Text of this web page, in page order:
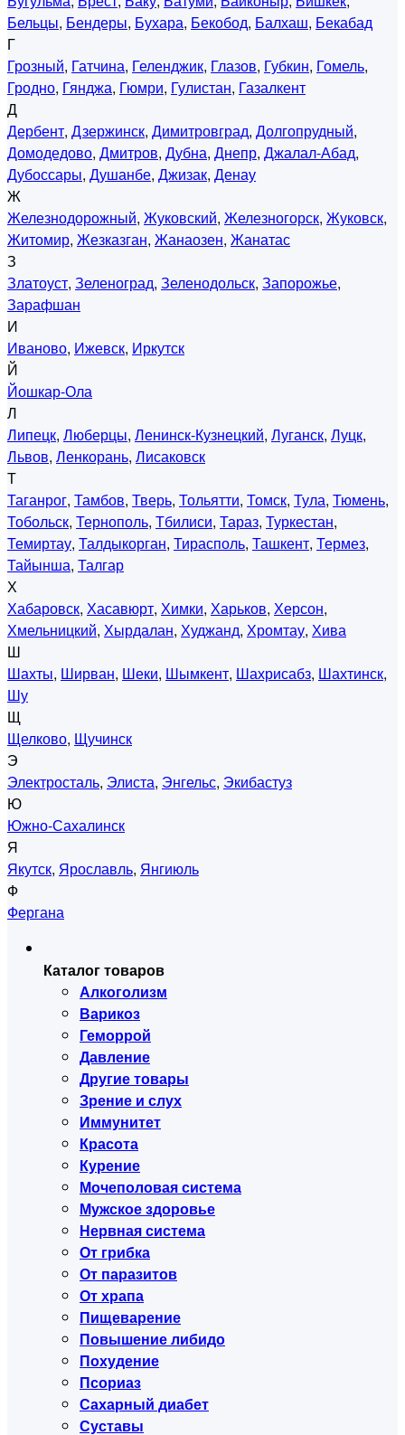
Бельцы, Бендеры, Бухара, Бекобод, Балхаш, Бекабад
Г
Грозный, Гатчина, Геленджик, Глазов, Губкин, Гомель,
Гродно, Гянджа, Гюмри, Гулистан, Газалкент
Д
Дербент, Дзержинск, Димитровград, Долгопрудный,
Домодедово, Дмитров, Дубна, Днепр, Джалал-Абад,
Дубоссары, Душанбе, Джизак, Денау
Ж
Железнодорожный, Жуковский, Железногорск, Жуковск,
Житомир, Жезказган, Жанаозен, Жанатас
З
Златоуст, Зеленоград, Зеленодольск, Запорожье,
Зарафшан
И
Иваново, Ижевск, Иркутск
Й
Йошкар-Ола
Л
Липецк, Люберцы, Ленинск-Кузнецкий, Луганск, Луцк,
Львов, Ленкорань, Лисаковск
Т
Таганрог, Тамбов, Тверь, Тольятти, Томск, Тула, Тюмень,
Тобольск, Тернополь, Тбилиси, Тараз, Туркестан,
Темиртау, Талдыкорган, Тирасполь, Ташкент, Термез,
Тайынша, Талгар
Х
Хабаровск, Хасавюрт, Химки, Харьков, Херсон,
Хмельницкий, Хырдалан, Худжанд, Хромтау, Хива
Ш
Шахты, Ширван, Шеки, Шымкент, Шахрисабз, Шахтинск,
Шу
Щ
Щелково, Щучинск
Э
Электросталь, Элиста, Энгельс, Экибастуз
Ю
Южно-Сахалинск
Я
Якутск, Ярославль, Янгиюль
Ф
Фергана
Каталог товаров
Алкоголизм
Варикоз
Геморрой
Давление
Другие товары
Зрение и слух
Иммунитет
Красота
Курение
Мочеполовая система
Мужское здоровье
Нервная система
От грибка
От паразитов
От храпа
Пищеварение
Повышение либидо
Похудение
Псориаз
Сахарный диабет
Суставы